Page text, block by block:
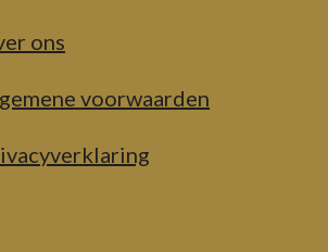
ons
voorwaarden